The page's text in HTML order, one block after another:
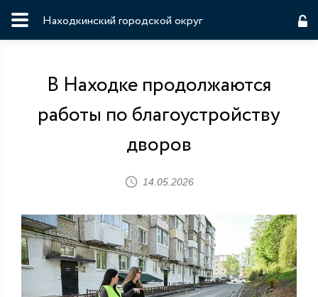
Находкинский городской округ
В Находке продолжаются
работы по благоустройству
дворов
14.05.2026